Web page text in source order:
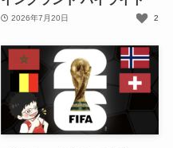
2026年7月20日 2